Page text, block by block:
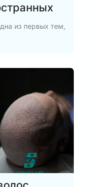
из первых тем,